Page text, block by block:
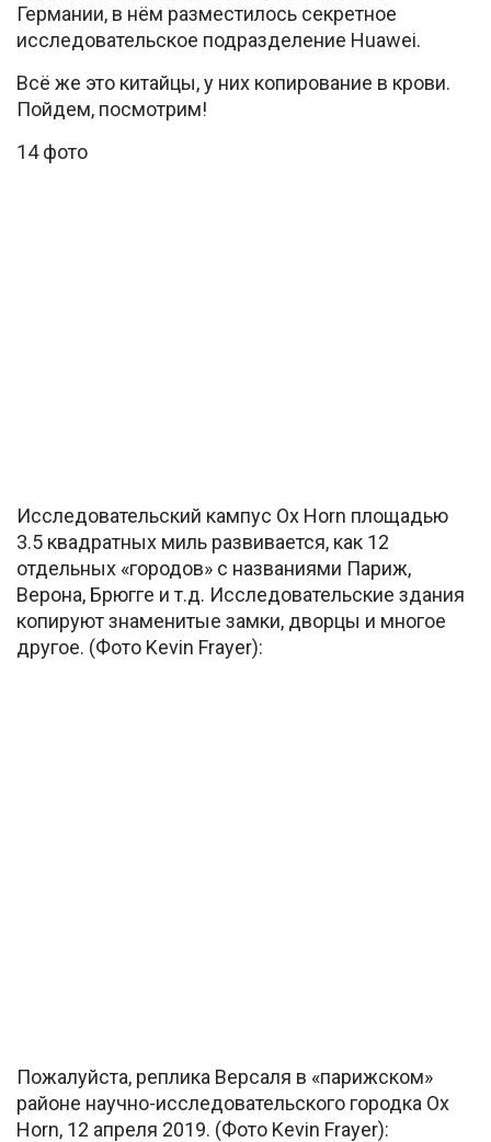
Германии, в нём разместилось секретное
исследовательское подразделение Huawei.
Всё же это китайцы, у них копирование в крови.
Пойдем, посмотрим!
14 фото
Исследовательский кампус Ox Horn площадью
3.5 квадратных миль развивается, как 12
отдельных «городов» с названиями Париж,
Верона, Брюгге и т.д. Исследовательские здания
копируют знаменитые замки, дворцы и многое
другое. (Фото Kevin Frayer):
Пожалуйста, реплика Версаля в «парижском»
районе научно-исследовательского городка Ox
Horn, 12 апреля 2019. (Фото Kevin Frayer):